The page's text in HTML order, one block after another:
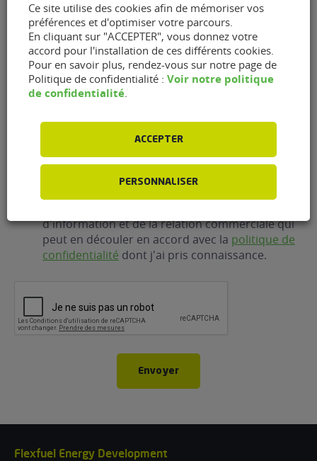
mail(Nécessaire)
J'accepte que FlexFuel Energy Development
d'information et de la relation commerciale qui
peut en découler en accord avec la politique de
confidentialité dont j'ai pris connaissance.
Envoyer
Flexfuel Energy Development
Ce site utilise des cookies afin de mémoriser vos
préférences et d'optimiser votre parcours.
En cliquant sur "ACCEPTER", vous donnez votre
accord pour l'installation de ces différents cookies.
Pour en savoir plus, rendez-vous sur notre page de
Politique de confidentialité : Voir notre politique
de confidentialité.
ACCEPTER
PERSONNALISER